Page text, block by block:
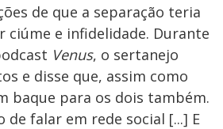
de que a separação teria
ciúme e infidelidade. Durante
Venus, o sertanejo
e disse que, assim como
baque para os dois também.
de falar em rede social [...] E